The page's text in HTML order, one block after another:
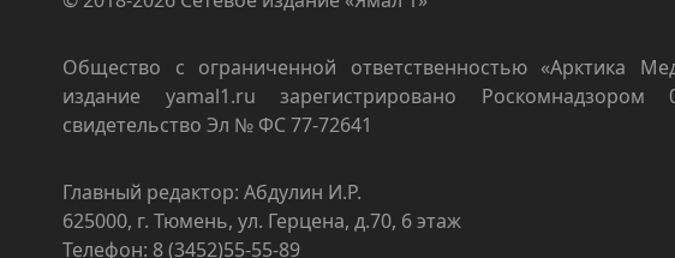
Общество с ограниченной ответственностью «Арктика
издание yamal1.ru зарегистрировано Роскомнадзором
свидетельство Эл № ФС 77-72641
Главный редактор: Абдулин И.Р.
625000, г. Тюмень, ул. Герцена, д.70, 6 этаж
Телефон: 8 (3452)55-55-89